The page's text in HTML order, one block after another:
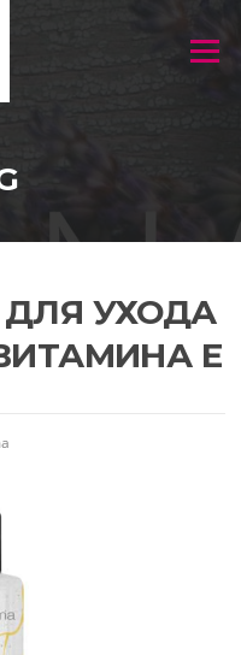
Menu
УХОДА
E